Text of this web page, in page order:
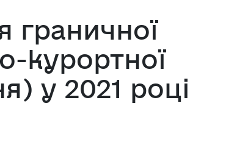
граничної
курортної
у 2021 році